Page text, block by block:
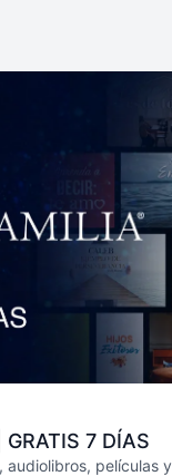
7 DÍAS
audiolibros, películas y